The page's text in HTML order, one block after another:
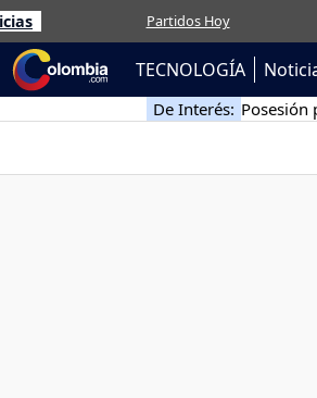
Partidos Hoy
TECNOLOGÍA
De Interés: Posesión